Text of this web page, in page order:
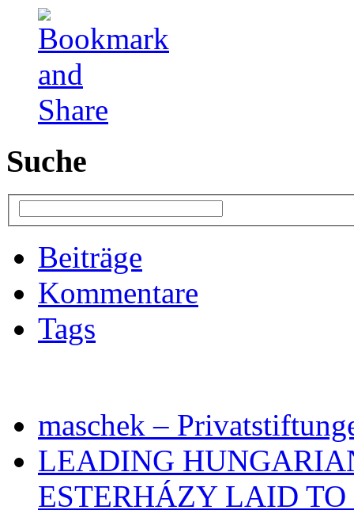
Suche
Beiträge
Kommentare
Tags
maschek –
LEADING
ESTERHÁZY LAID